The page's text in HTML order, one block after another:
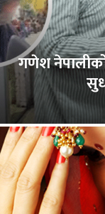
गणेश